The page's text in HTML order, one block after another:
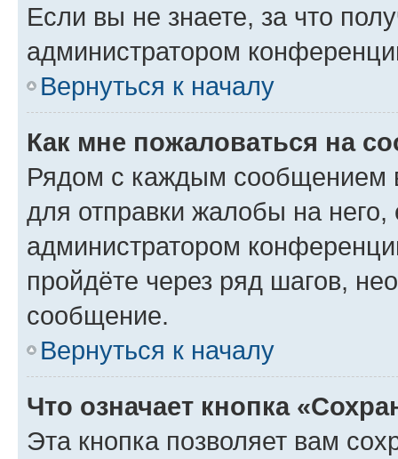
Если вы не знаете, за что
администратором
Вернуться к началу
Как мне пожаловаться на
Рядом с каждым сообщением
для отправки жалобы на
администратором
пройдёте через ряд шагов,
сообщение.
Вернуться к началу
Что означает кнопка
Эта кнопка позволяет вам